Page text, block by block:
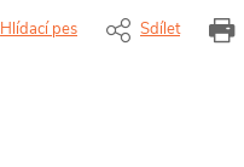
Hlídací pes Sdílet